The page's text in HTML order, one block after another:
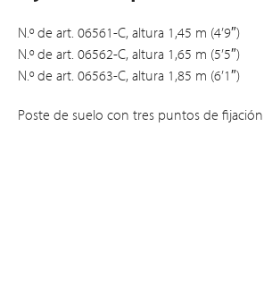
N.º de art. 06561-C, altura 1,45 m (4’9″)
N.º de art. 06562-C, altura 1,65 m (5’5″)
N.º de art. 06563-C, altura 1,85 m (6’1″)
Poste de suelo con tres puntos de